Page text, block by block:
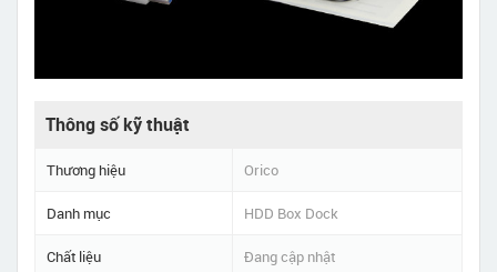
Thông số kỹ thuật
Thương hiệu Orico
Danh mục HDD Box Dock
Chất liệu Đang cập nhật